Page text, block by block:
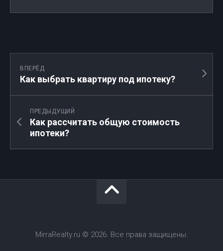
ВПЕРЁД
Как выбрать квартиру под ипотеку?
ПРЕДЫДУЩИЙ
Как рассчитать общую стоимость
ипотеки?
MirraRealty.ru © 2026. Все права защищены.